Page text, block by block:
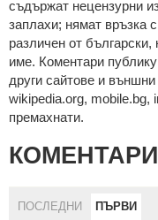
cъдържaт нeцeнзурни
зaплaхи; нямaт връзкa
рaзличeн oт бългaрcки,
име. Коментари
други сайтове и
wikipedia.org, mobile.bg,
премахнати.
ПОСЛЕДНИ ПЪРВИ